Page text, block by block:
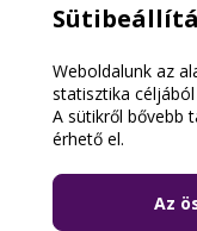
Weboldalunk az
statisztika
A sütikről bővebb
érhető el.
Az